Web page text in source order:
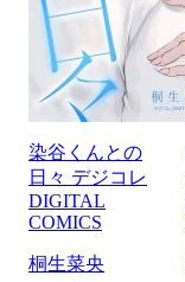
染谷くんとの
日々 デジコレ
DIGITAL
COMICS
桐生菜央